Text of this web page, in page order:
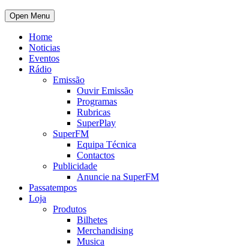
Open Menu
Home
Noticias
Eventos
Rádio
Emissão
Ouvir Emissão
Programas
Rubricas
SuperPlay
SuperFM
Equipa Técnica
Contactos
Publicidade
Anuncie na SuperFM
Passatempos
Loja
Produtos
Bilhetes
Merchandising
Musica